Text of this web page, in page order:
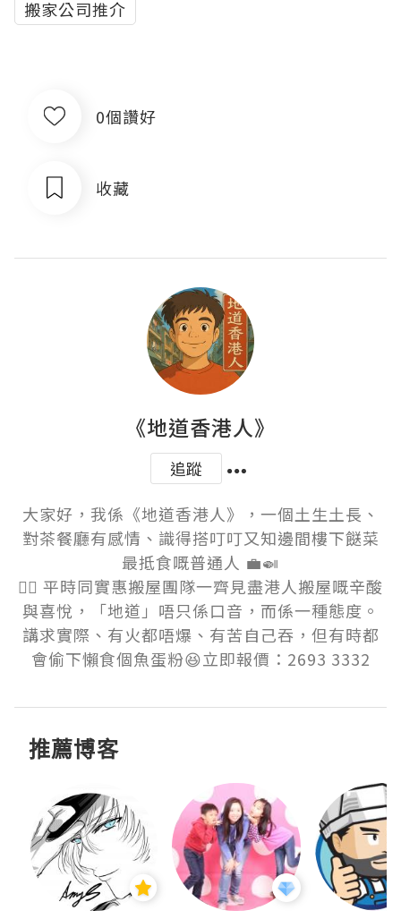
搬家公司推介
0個讚好
收藏
《地道香港人》
追蹤
大家好，我係《地道香港人》，一個土生土長、
對茶餐廳有感情、識得搭叮叮又知邊間樓下餸菜
最抵食嘅普通人 💼🍛
👷‍♂️ 平時同實惠搬屋團隊一齊見盡港人搬屋嘅辛酸
與喜悅，「地道」唔只係口音，而係一種態度。
講求實際、有火都唔爆、有苦自己吞，但有時都
會偷下懶食個魚蛋粉😆立即報價：2693 3332
推薦博客